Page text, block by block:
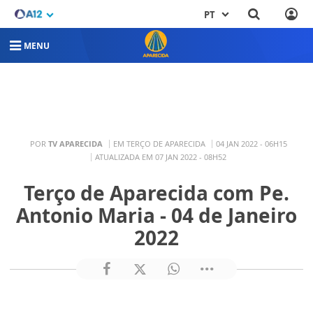
PT
MENU
POR TV APARECIDA EM TERÇO DE APARECIDA
04 JAN 2022 - 06H15
ATUALIZADA EM 07 JAN 2022 - 08H52
Terço de Aparecida com Pe.
Antonio Maria - 04 de Janeiro
2022